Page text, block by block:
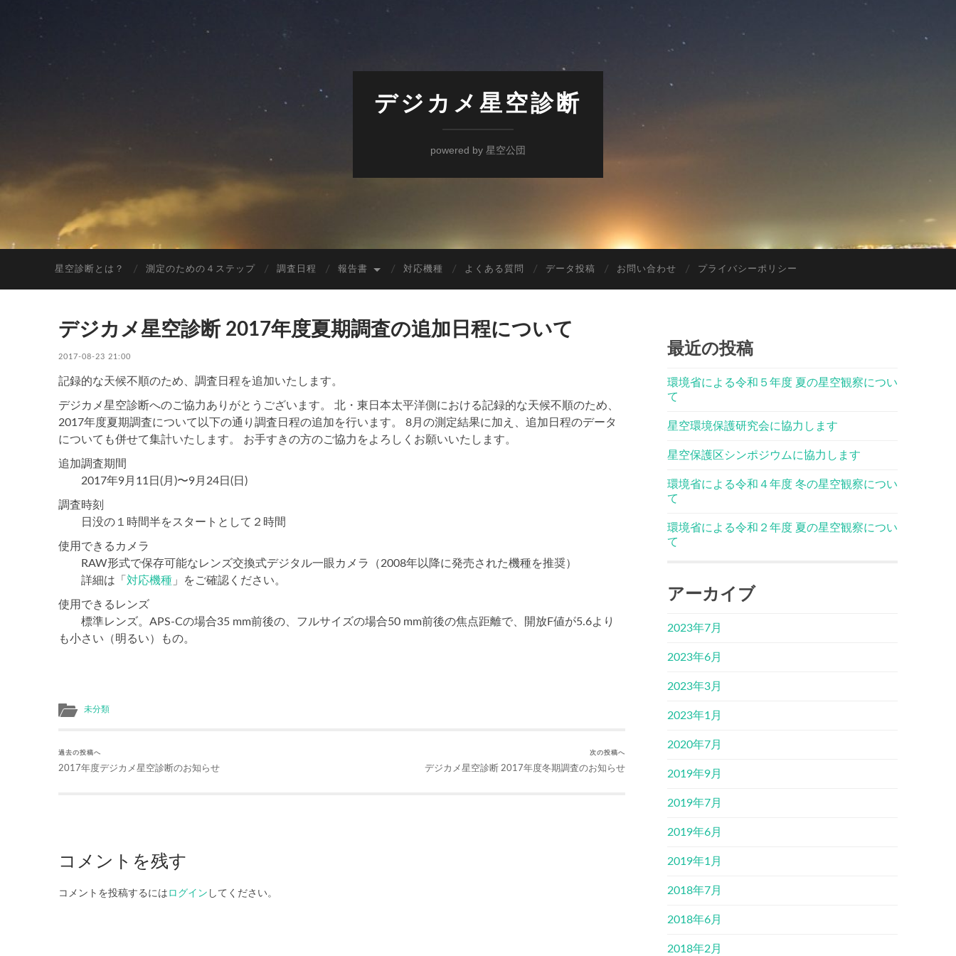
デジカメ星空診断
powered by 星空公団
星空診断とは？ 測定のための４ステップ 調査日程 報告書 対応機種 よくある質問 データ投稿 お問い合わせ プライバシーポリシー
デジカメ星空診断 2017年度夏期調査の追加日程について
2017-08-23 21:00
記録的な天候不順のため、調査日程を追加いたします。
デジカメ星空診断へのご協力ありがとうございます。 北・東日本太平洋側における記録的な天候不順のため、
2017年度夏期調査について以下の通り調査日程の追加を行います。 8月の測定結果に加え、追加日程のデータ
についても併せて集計いたします。 お手すきの方のご協力をよろしくお願いいたします。
追加調査期間
2017年9月11日(月)〜9月24日(日)
調査時刻
日没の１時間半をスタートとして２時間
使用できるカメラ
RAW形式で保存可能なレンズ交換式デジタル一眼カメラ（2008年以降に発売された機種を推奨）
詳細は「 対応機種 」をご確認ください。
使用できるレンズ
標準レンズ。APS-Cの場合35 mm前後の、フルサイズの場合50 mm前後の焦点距離で、開放F値が5.6より
も小さい（明るい）もの。
未分類
過去の投稿へ
2017年度デジカメ星空診断のお知らせ
次の投稿へ
デジカメ星空診断 2017年度冬期調査のお知らせ
コメントを残す
コメントを投稿するには ログイン してください。
最近の投稿
環境省による令和５年度 夏の星空観察につい
て
星空環境保護研究会に協力します
星空保護区シンポジウムに協力します
環境省による令和４年度 冬の星空観察につい
て
環境省による令和２年度 夏の星空観察につい
て
アーカイブ
2023年7月
2023年6月
2023年3月
2023年1月
2020年7月
2019年9月
2019年7月
2019年6月
2019年1月
2018年7月
2018年6月
2018年2月